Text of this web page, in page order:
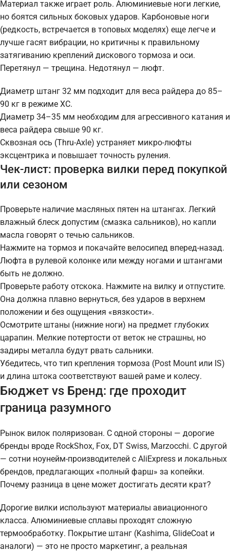
Материал также играет роль. Алюминиевые ноги легкие,
но боятся сильных боковых ударов. Карбоновые ноги
(редкость, встречается в топовых моделях) еще легче и
лучше гасят вибрации, но критичны к правильному
затягиванию креплений дискового тормоза и оси.
Перетянул — трещина. Недотянул — люфт.
Диаметр штанг 32 мм подходит для веса райдера до 85–
90 кг в режиме XC.
Диаметр 34–35 мм необходим для агрессивного катания и
веса райдера свыше 90 кг.
Сквозная ось (Thru-Axle) устраняет микро-люфты
эксцентрика и повышает точность руления.
Чек-лист: проверка вилки перед покупкой
или сезоном
Проверьте наличие масляных пятен на штангах. Легкий
влажный блеск допустим (смазка сальников), но капли
масла говорят о течью сальников.
Нажмите на тормоз и покачайте велосипед вперед-назад.
Люфта в рулевой колонке или между ногами и штангами
быть не должно.
Проверьте работу отскока. Нажмите на вилку и отпустите.
Она должна плавно вернуться, без ударов в верхнем
положении и без ощущения «вязкости».
Осмотрите штаны (нижние ноги) на предмет глубоких
царапин. Мелкие потертости от веток не страшны, но
задиры металла будут рвать сальники.
Убедитесь, что тип крепления тормоза (Post Mount или IS)
и длина штока соответствуют вашей раме и колесу.
Бюджет vs Бренд: где проходит
граница разумного
Рынок вилок поляризован. С одной стороны — дорогие
бренды вроде RockShox, Fox, DT Swiss, Marzocchi. С другой
— сотни ноунейм-производителей с AliExpress и локальных
брендов, предлагающих «полный фарш» за копейки.
Почему разница в цене может достигать десяти крат?
Дорогие вилки используют материалы авиационного
класса. Алюминиевые сплавы проходят сложную
термообработку. Покрытие штанг (Kashima, GlideCoat и
аналоги) — это не просто маркетинг, а реальная